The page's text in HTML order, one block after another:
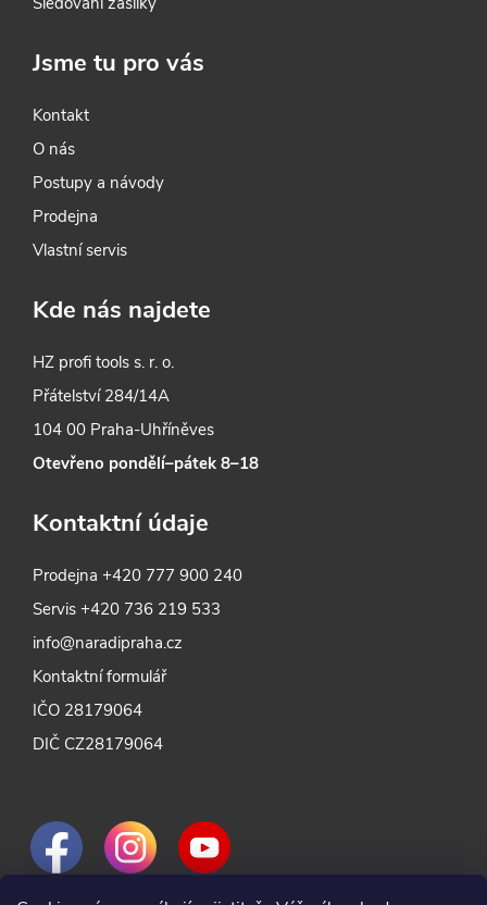
Jsme tu pro vás
Kontakt
O nás
Postupy a návody
Prodejna
Vlastní servis
Kde nás najdete
HZ profi tools s. r. o.
Přátelství 284/14A
104 00 Praha-Uhříněves
Otevřeno pondělí–pátek 8–18
Kontaktní údaje
Prodejna+420 777 900 240
Servis+420 736 219 533
info@naradipraha.cz
Kontaktní formulář
IČO 28179064
DIČ CZ28179064